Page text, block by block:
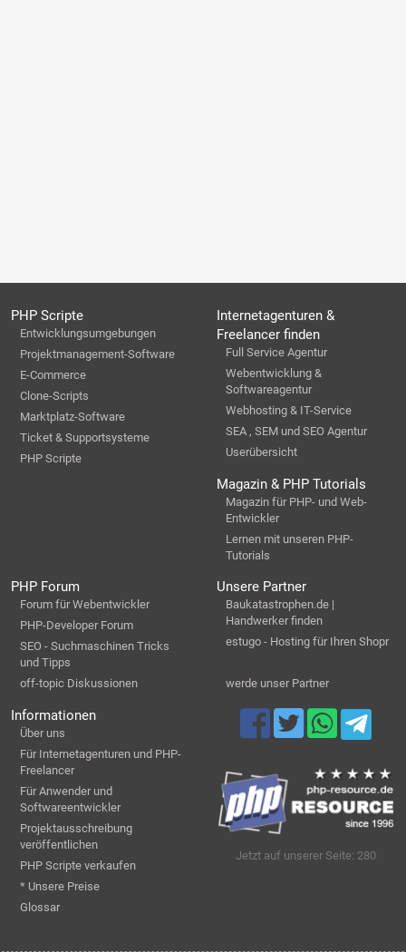
PHP Scripte
Entwicklungsumgebungen
Projektmanagement-Software
E-Commerce
Clone-Scripts
Marktplatz-Software
Ticket & Supportsysteme
PHP Scripte
Internetagenturen &
Freelancer finden
Full Service Agentur
Webentwicklung &
Softwareagentur
Webhosting & IT-Service
SEA , SEM und SEO Agentur
Userübersicht
Magazin & PHP Tutorials
Magazin für PHP- und Web-
Entwickler
Lernen mit unseren PHP-
Tutorials
PHP Forum
Forum für Webentwickler
PHP-Developer Forum
SEO - Suchmaschinen Tricks
und Tipps
off-topic Diskussionen
Unsere Partner
Baukatastrophen.de |
Handwerker finden
estugo - Hosting für Ihren Shopr
werde unser Partner
Informationen
Über uns
Für Internetagenturen und PHP-
Freelancer
Für Anwender und
Softwareentwickler
Projektausschreibung
veröffentlichen
PHP Scripte verkaufen
* Unsere Preise
Glossar
Jetzt auf unserer Seite: 280